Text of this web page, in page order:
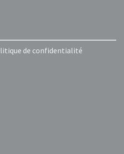
de confidentialité